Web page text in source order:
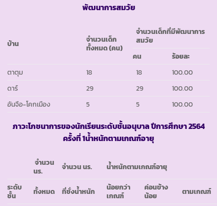
พัฒนาการสมวัย
บ้าน
จำนวนเด็ก
ทั้งหมด (คน)
จำนวนเด็กที่มีพัฒนาการ
สมวัย
คน
ร้อยละ
ตาตุม
18 18
100.00
ดาร์
29 29
100.00
อันจือ-โคกเมือง
5 5 100.00
ภาวะโภชนาการของนักเรียนระดับชั้นอนุบาล ปีการศึกษา2564
ครั้งที่ 1น้ำหนักตามเกณฑ์อายุ
จำนวน
นร.
จำนวน นร.
น้ำหนักตามเกณฑ์อายุ
ระดับ
ชั้น
ทั้งหมด ที่ชั่งน้ำหนัก
น้อยกว่า
เกณฑ์
ค่อนข้าง
น้อย
ตามเกณฑ์